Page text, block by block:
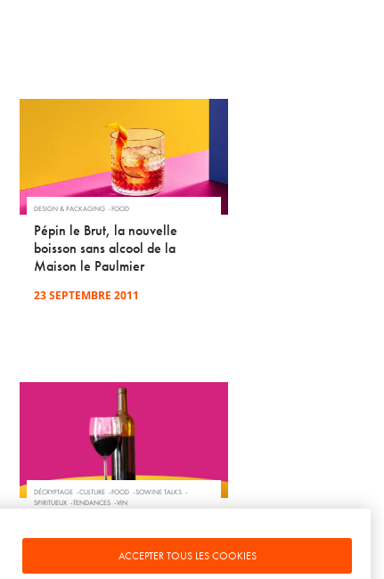
DESIGN & PACKAGING FOOD
Pépin le Brut, la nouvelle
boisson sans alcool de la
Maison le Paulmier
23 SEPTEMBRE 2011
DÉCRYPTAGE CULTURE FOOD
SOWINE TALKS
SPIRITUEUX
TENDANCES VIN
aux nouveaux modes de
ACCEPTER TOUS LES COOKIES